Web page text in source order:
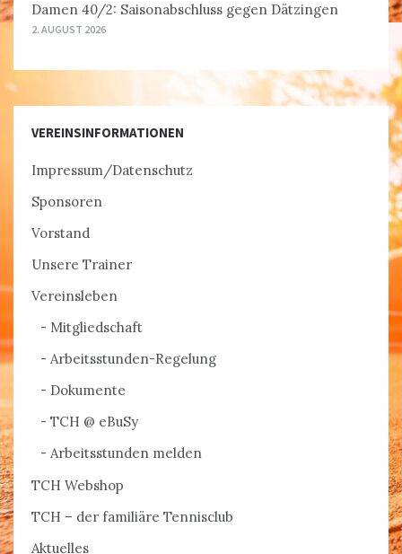
Damen 40/2: Saisonabschluss gegen Dätzingen
2. AUGUST 2026
VEREINSINFORMATIONEN
Impressum/Datenschutz
Sponsoren
Vorstand
Unsere Trainer
Vereinsleben
Mitgliedschaft
Arbeitsstunden-Regelung
Dokumente
TCH @ eBuSy
Arbeitsstunden melden
TCH Webshop
TCH – der familiäre Tennisclub
Aktuelles